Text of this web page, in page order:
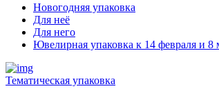
Новогодняя упаковка
Для неё
Для него
Ювелирная упаковка к 14 февраля и 8
Тематическая упаковка